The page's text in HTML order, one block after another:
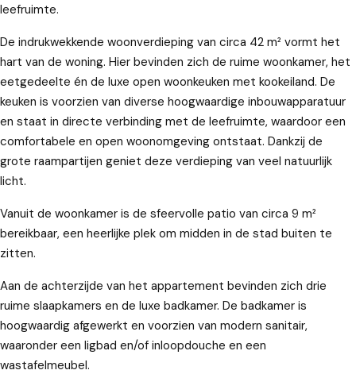
leefruimte.
De indrukwekkende woonverdieping van circa 42 m² vormt het
hart van de woning. Hier bevinden zich de ruime woonkamer, het
eetgedeelte én de luxe open woonkeuken met kookeiland. De
keuken is voorzien van diverse hoogwaardige inbouwapparatuur
en staat in directe verbinding met de leefruimte, waardoor een
comfortabele en open woonomgeving ontstaat. Dankzij de
grote raampartijen geniet deze verdieping van veel natuurlijk
licht.
Vanuit de woonkamer is de sfeervolle patio van circa 9 m²
bereikbaar, een heerlijke plek om midden in de stad buiten te
zitten.
Aan de achterzijde van het appartement bevinden zich drie
ruime slaapkamers en de luxe badkamer. De badkamer is
hoogwaardig afgewerkt en voorzien van modern sanitair,
waaronder een ligbad en/of inloopdouche en een
wastafelmeubel.